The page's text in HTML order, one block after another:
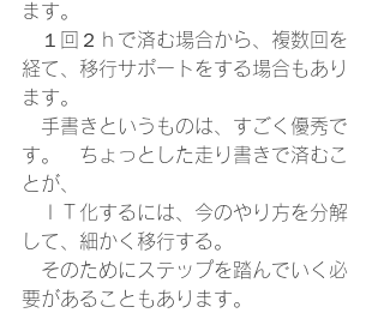
ます。
１回２ｈで済む場合から、複数回を
経て、移行サポートをする場合もあり
ます。
手書きというものは、すごく優秀で
す。　ちょっとした走り書きで済むこ
とが、
ＩＴ化するには、今のやり方を分解
して、細かく移行する。
そのためにステップを踏んでいく必
要があることもあります。